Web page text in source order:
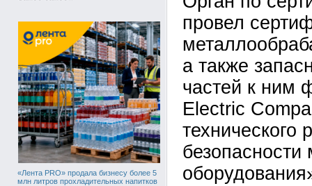
«Лента PRO» продала бизнесу более 5
млн литров прохладительных напитков
провел
а также
частей к ним
Electric
технического